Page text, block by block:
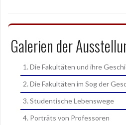
Galerien der
1. Die Fakultäten und ihre
2. Die Fakultäten im Sog der
3. Studentische Lebenswege
4. Porträts von Professoren